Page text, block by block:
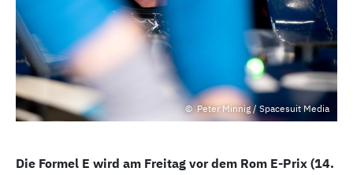
Peter Minnig / Spacesuit Media
Die Formel E wird am Freitag vor dem Rom E-Prix (14.